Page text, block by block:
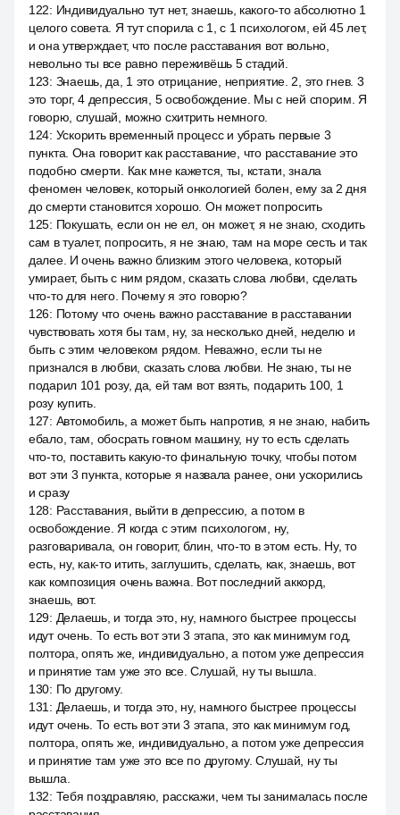
122: Индивидуально тут нет, знаешь, какого-то абсолютно 1
целого совета. Я тут спорила с 1, с 1 психологом, ей 45 лет,
и она утверждает, что после расставания вот вольно,
невольно ты все равно переживёшь 5 стадий.
123: Знаешь, да, 1 это отрицание, неприятие. 2, это гнев. 3
это торг, 4 депрессия, 5 освобождение. Мы с ней спорим. Я
говорю, слушай, можно схитрить немного.
124: Ускорить временный процесс и убрать первые 3
пункта. Она говорит как расставание, что расставание это
подобно смерти. Как мне кажется, ты, кстати, знала
феномен человек, который онкологией болен, ему за 2 дня
до смерти становится хорошо. Он может попросить
125: Покушать, если он не ел, он может, я не знаю, сходить
сам в туалет, попросить, я не знаю, там на море сесть и так
далее. И очень важно близким этого человека, который
умирает, быть с ним рядом, сказать слова любви, сделать
что-то для него. Почему я это говорю?
126: Потому что очень важно расставание в расставании
чувствовать хотя бы там, ну, за несколько дней, неделю и
быть с этим человеком рядом. Неважно, если ты не
признался в любви, сказать слова любви. Не знаю, ты не
подарил 101 розу, да, ей там вот взять, подарить 100, 1
розу купить.
127: Автомобиль, а может быть напротив, я не знаю, набить
ебало, там, обосрать говном машину, ну то есть сделать
что-то, поставить какую-то финальную точку, чтобы потом
вот эти 3 пункта, которые я назвала ранее, они ускорились
и сразу
128: Расставания, выйти в депрессию, а потом в
освобождение. Я когда с этим психологом, ну,
разговаривала, он говорит, блин, что-то в этом есть. Ну, то
есть, ну, как-то итить, заглушить, сделать, как, знаешь, вот
как композиция очень важна. Вот последний аккорд,
знаешь, вот.
129: Делаешь, и тогда это, ну, намного быстрее процессы
идут очень. То есть вот эти 3 этапа, это как минимум год,
полтора, опять же, индивидуально, а потом уже депрессия
и принятие там уже это все. Слушай, ну ты вышла.
130: По другому.
131 : Делаешь, и тогда это, ну, намного быстрее процессы
идут очень. То есть вот эти 3 этапа, это как минимум год,
полтора, опять же, индивидуально, а потом уже депрессия
и принятие там уже это все по другому. Слушай, ну ты
вышла.
132: Тебя поздравляю, расскажи, чем ты занималась после